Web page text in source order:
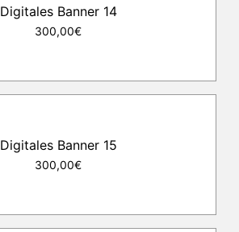
Digitales Banner 14
300,00€
Digitales Banner 15
300,00€